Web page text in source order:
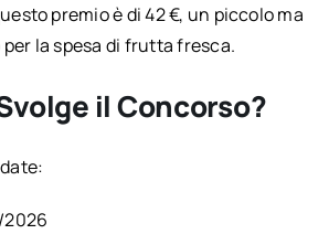
premio è di 42 €, un piccolo ma
la spesa di frutta fresca.
il Concorso?